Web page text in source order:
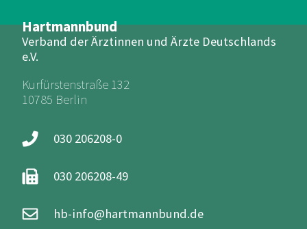
Hartmannbund
Verband der Ärztinnen und Ärzte Deutschlands
e.V.
Kurfürstenstraße 132
10785 Berlin
030 206208-0
030 206208-49
hb-info@hartmannbund.de